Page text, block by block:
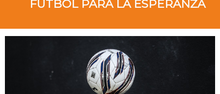
FÚTBOL PARA LA ESPERANZA